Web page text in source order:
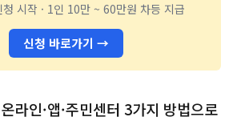
시작 · 1인 10만 ~ 60만원 차등 지급
신청 바로가기 →
라인·앱·주민센터 3가지 방법으로